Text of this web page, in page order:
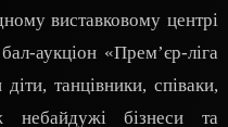
виставковому центрі
аукціон «Прем’єр-ліга
танцівники, співаки,
небайдужі бізнеси та